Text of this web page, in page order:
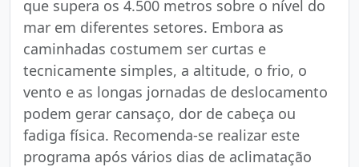
que supera os 4.500 metros sobre o nível do
mar em diferentes setores. Embora as
caminhadas costumem ser curtas e
tecnicamente simples, a altitude, o frio, o
vento e as longas jornadas de deslocamento
podem gerar cansaço, dor de cabeça ou
fadiga física. Recomenda-se realizar este
programa após vários dias de aclimatação